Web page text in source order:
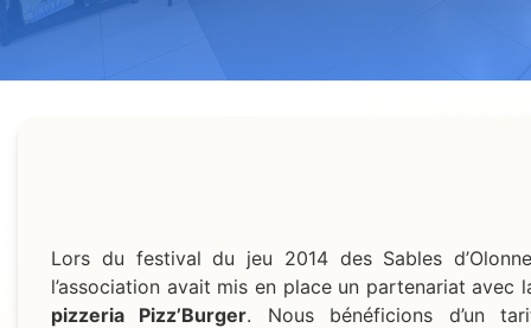
Lors du festival du jeu 2014 des Sables
l’association avait mis en place un partenariat avec
pizzeria Pizz’Burger. Nous bénéficions d’un